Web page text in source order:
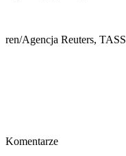
ren/Agencja Reuters, TASS
Komentarze